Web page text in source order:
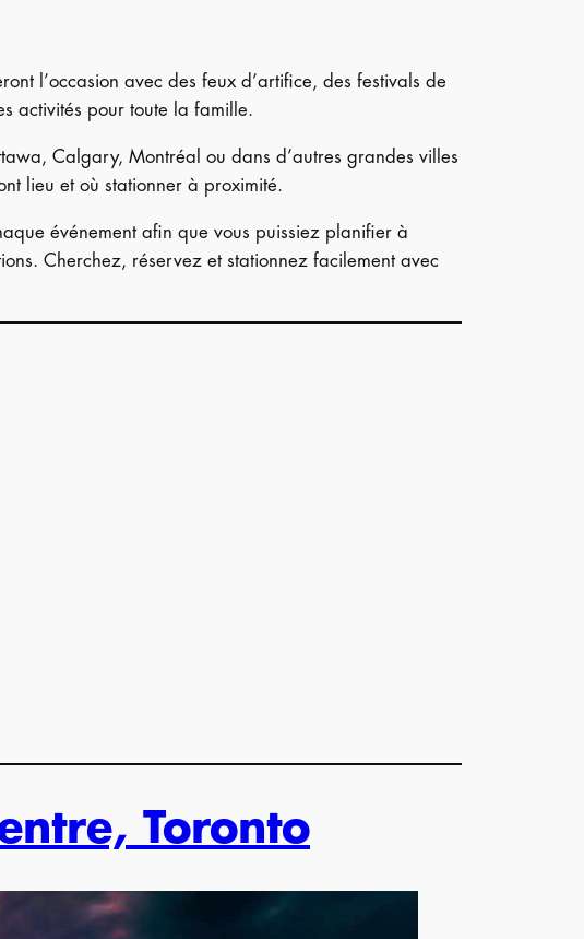
l’occasion avec des feux d’artifice, des festivals de
activités pour toute la famille.
Calgary, Montréal ou dans d’autres grandes villes
lieu et où stationner à proximité.
événement afin que vous puissiez planifier à
Cherchez, réservez et stationnez facilement avec
Toronto